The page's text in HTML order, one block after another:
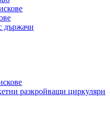
държачи
разкройващи циркуляри